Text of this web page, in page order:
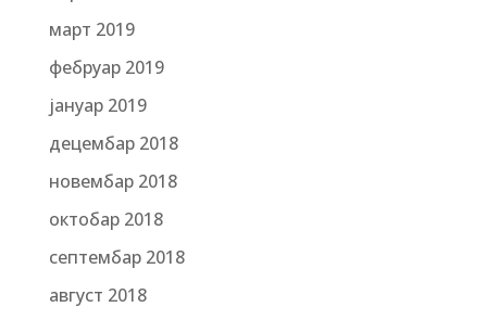
март 2019
фебруар 2019
јануар 2019
децембар 2018
новембар 2018
октобар 2018
септембар 2018
август 2018